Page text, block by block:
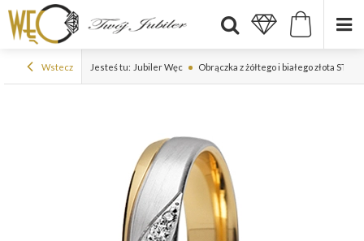
Wstecz Jesteś tu: Jubiler Węc Obrączka z żółtego i białego złota ST-